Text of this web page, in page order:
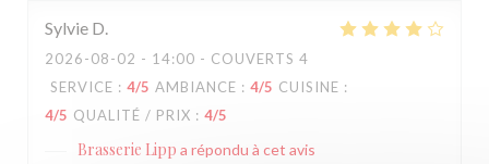
Sylvie D
2026-08-02 - 14:00 - COUVERTS 4
SERVICE : 4/5 AMBIANCE : 4/5 CUISINE :
4/5 QUALITÉ / PRIX : 4/5
Brasserie Lipp a répondu à cet avis